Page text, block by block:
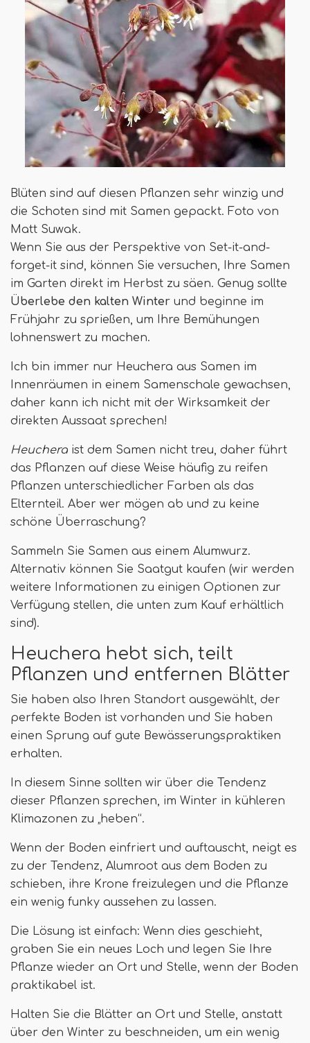
Blüten sind auf diesen Pflanzen sehr winzig und
die Schoten sind mit Samen gepackt. Foto von
Matt Suwak.
Wenn Sie aus der Perspektive von Set-it-and-
forget-it sind, können Sie versuchen, Ihre Samen
im Garten direkt im Herbst zu säen. Genug sollte
Überlebe den kalten Winter und beginne im
Frühjahr zu sprießen, um Ihre Bemühungen
lohnenswert zu machen.
Ich bin immer nur Heuchera aus Samen im
Innenräumen in einem Samenschale gewachsen,
daher kann ich nicht mit der Wirksamkeit der
direkten Aussaat sprechen!
Heuchera ist dem Samen nicht treu, daher führt
das Pflanzen auf diese Weise häufig zu reifen
Pflanzen unterschiedlicher Farben als das
Elternteil. Aber wer mögen ab und zu keine
schöne Überraschung?
Sammeln Sie Samen aus einem Alumwurz.
Alternativ können Sie Saatgut kaufen (wir werden
weitere Informationen zu einigen Optionen zur
Verfügung stellen, die unten zum Kauf erhältlich
sind).
Heuchera hebt sich, teilt
Pflanzen und entfernen Blätter
Sie haben also Ihren Standort ausgewählt, der
perfekte Boden ist vorhanden und Sie haben
einen Sprung auf gute Bewässerungspraktiken
erhalten.
In diesem Sinne sollten wir über die Tendenz
dieser Pflanzen sprechen, im Winter in kühleren
Klimazonen zu „heben“.
Wenn der Boden einfriert und auftauscht, neigt es
zu der Tendenz, Alumroot aus dem Boden zu
schieben, ihre Krone freizulegen und die Pflanze
ein wenig funky aussehen zu lassen.
Die Lösung ist einfach: Wenn dies geschieht,
graben Sie ein neues Loch und legen Sie Ihre
Pflanze wieder an Ort und Stelle, wenn der Boden
praktikabel ist.
Halten Sie die Blätter an Ort und Stelle, anstatt
über den Winter zu beschneiden, um ein wenig